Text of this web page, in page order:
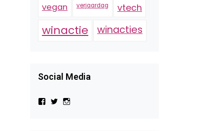
vegan verjaardag vtech
winactie winacties
Social Media
BekijkBekijk